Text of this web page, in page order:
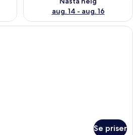
aug. 14 - aug. 16
Ett hotellrum med en stor säng, två
Se priser